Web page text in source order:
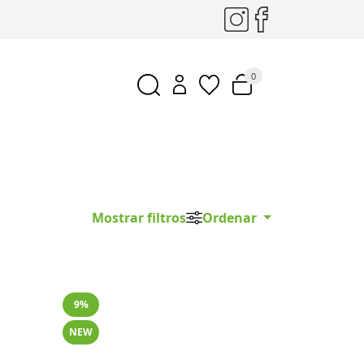
0
Mostrar filtros Ordenar
9%
NEW